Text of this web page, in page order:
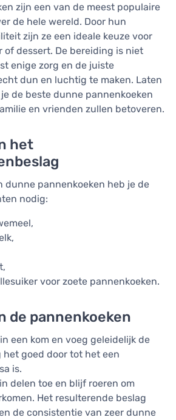
zijn een van de meest populaire
de hele wereld. Door hun
zijn ze een ideale keuze voor
dessert. De bereiding is niet
enige zorg en de juiste
dun en luchtig te maken. Laten
de beste dunne pannenkoeken
en vrienden zullen betoveren.
het
dunne pannenkoeken heb je de
nodig:
voor zoete pannenkoeken.
de pannenkoeken
een kom en voeg geleidelijk de
het goed door tot het een
is.
delen toe en blijf roeren om
Het resulterende beslag
de consistentie van zeer dunne